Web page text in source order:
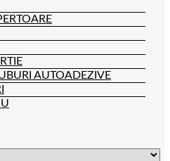
AUTOADEZIVE